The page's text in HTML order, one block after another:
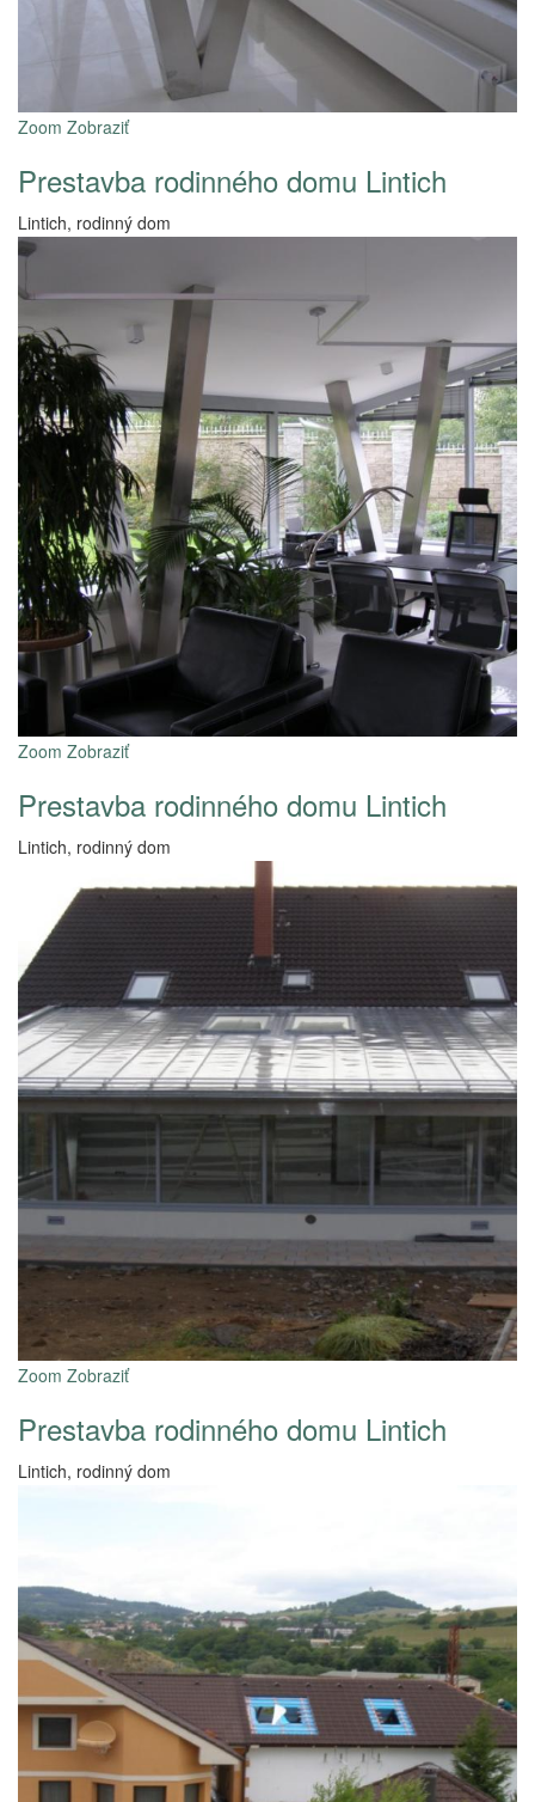
Zoom Zobraziť
Prestavba rodinného domu Lintich
Lintich, rodinný dom
Zoom Zobraziť
Prestavba rodinného domu Lintich
Lintich, rodinný dom
Zoom Zobraziť
Prestavba rodinného domu Lintich
Lintich, rodinný dom